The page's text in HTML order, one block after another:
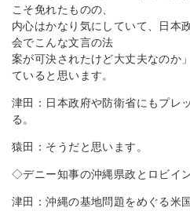
こそ免れたものの、
内心はかなり気にしていて、日本
会でこんな文言の法
案が可決されたけど大丈夫なのか
ていると思います。
津田：日本政府や防衛省にもプレ
る。
猿田：そうだと思います。
◇デニー知事の沖縄県政とロビイ
津田：沖縄の基地問題をめぐる米